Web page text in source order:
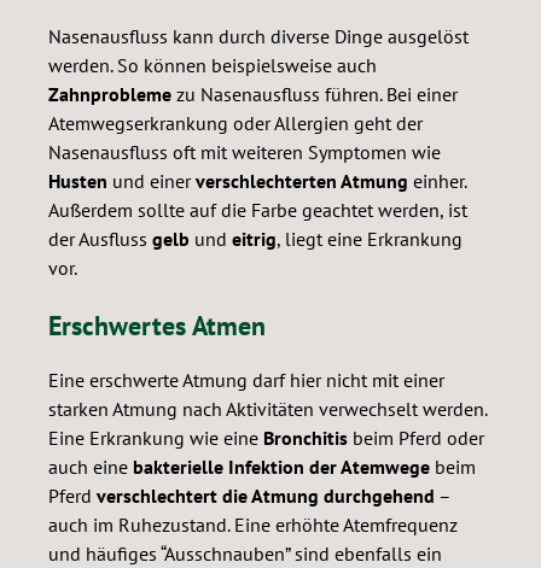
Nasenausfluss kann durch diverse Dinge ausgelöst
werden. So können beispielsweise auch
Zahnprobleme zu Nasenausfluss führen. Bei einer
Atemwegserkrankung oder Allergien geht der
Nasenausfluss oft mit weiteren Symptomen wie
Husten und einerverschlechterten Atmung einher.
Außerdem sollte auf die Farbe geachtet werden, ist
der Ausfluss gelb und eitrig, liegt eine Erkrankung
vor.
Erschwertes Atmen
Eine erschwerte Atmung darf hier nicht mit einer
starken Atmung nach Aktivitäten verwechselt werden.
Eine Erkrankung wie eine Bronchitis beim Pferd oder
auch eine bakterielle Infektion der Atemwege beim
Pferd verschlechtert die Atmung durchgehend –
auch im Ruhezustand. Eine erhöhte Atemfrequenz
und häufiges “Ausschnauben” sind ebenfalls ein